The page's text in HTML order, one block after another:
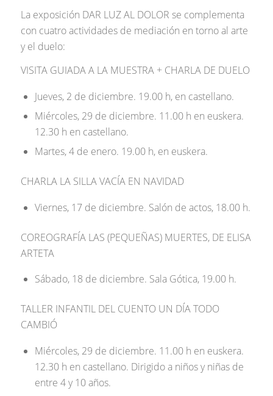
La exposición DAR LUZ AL DOLOR se complementa
con cuatro actividades de mediación en torno al arte
y el duelo:
VISITA GUIADA A LA MUESTRA + CHARLA DE DUELO
Jueves, 2 de diciembre. 19.00 h, en castellano.
Miércoles, 29 de diciembre. 11.00 h en euskera.
12.30 h en castellano.
Martes, 4 de enero. 19.00 h, en euskera.
CHARLA LA SILLA VACÍA EN NAVIDAD
Viernes, 17 de diciembre. Salón de actos, 18.00 h.
COREOGRAFÍA LAS (PEQUEÑAS) MUERTES, DE ELISA
ARTETA
Sábado, 18 de diciembre. Sala Gótica, 19.00 h.
TALLER INFANTIL DEL CUENTO UN DÍA TODO
CAMBIÓ
Miércoles, 29 de diciembre. 11.00 h en euskera.
12.30 h en castellano. Dirigido a niños y niñas de
entre 4 y 10 años.